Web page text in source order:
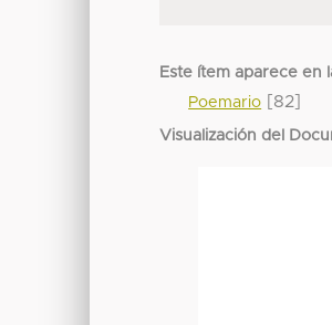
Este ítem aparece en
Poemario [82]
Visualización del